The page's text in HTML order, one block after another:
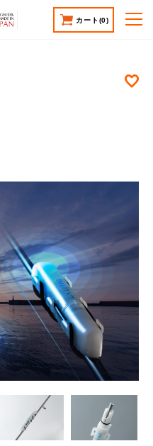
カート (0)